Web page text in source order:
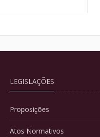
LEGISLAÇÕES
Proposições
Atos Normativos